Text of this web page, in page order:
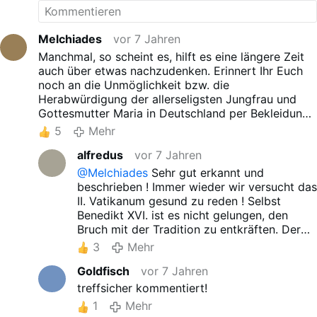
Melchiades
vor 7 Jahren
Manchmal, so scheint es, hilft es eine längere Zeit
auch über etwas nachzudenken. Erinnert Ihr Euch
noch an die Unmöglichkeit bzw. die
Herabwürdigung der allerseligsten Jungfrau und
Gottesmutter Maria in Deutschland per Bekleidung
in Aachen und Maria 2.0 ? Und wenn dies
möglicherweise nicht nur in Deutschland passiert
ist, sondern auch in anderen Bereichen der Kirche,
so ist dies eigentlich eine Art Frontalangriff gegen
die allerseligsten Jungfrau und Gottesmutter Maria
! Denn bedenkt, was schon alles unternommen
wurde, umsie,die Makellose, den Töchtern Evas
gleich zu machen ! Wennsieuns aber gleich ist, so
ist sie auch austauschbar (!!!) und dies ist
möglicherweise das Grundübel dieses ganzen
Hokuspokus. Und mitihr wird von Seiten der hohen
Kleriker genauso verfahren, wie sie es zuvor mit
unserem Heiland und Retter gemacht haben,
nach deren zur Schau getragenen Meinung, auch
5
Mehr
alfredus
vor 7 Jahren
@MelchiadesSehr gut erkannt und
beschrieben ! Immer wieder wir versucht das
II. Vatikanum gesund zu reden ! Selbst
Benedikt XVI. ist es nicht gelungen, den
Bruch mit der Tradition zu entkräften. Der
Werdegang nach dem Konzil ist darauf
ausgerichtet, die eine heilige katholische
und apostolische Kirche zu zerstören !
Dieser besonders von den Freimaurern
geführte Kampf, treibt jetzt durch den
Amazonas- und Geister-Kult seinem
3
Mehr
Goldfisch
vor 7 Jahren
treffsicher kommentiert!
1
Mehr